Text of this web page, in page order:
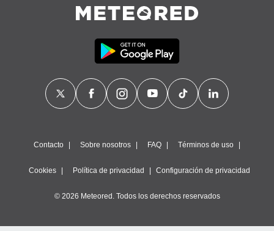
Contacto Sobre nosotros FAQ Términos de uso
Cookies Política de privacidad Configuración de privacidad
© 2026 Meteored. Todos los derechos reservados